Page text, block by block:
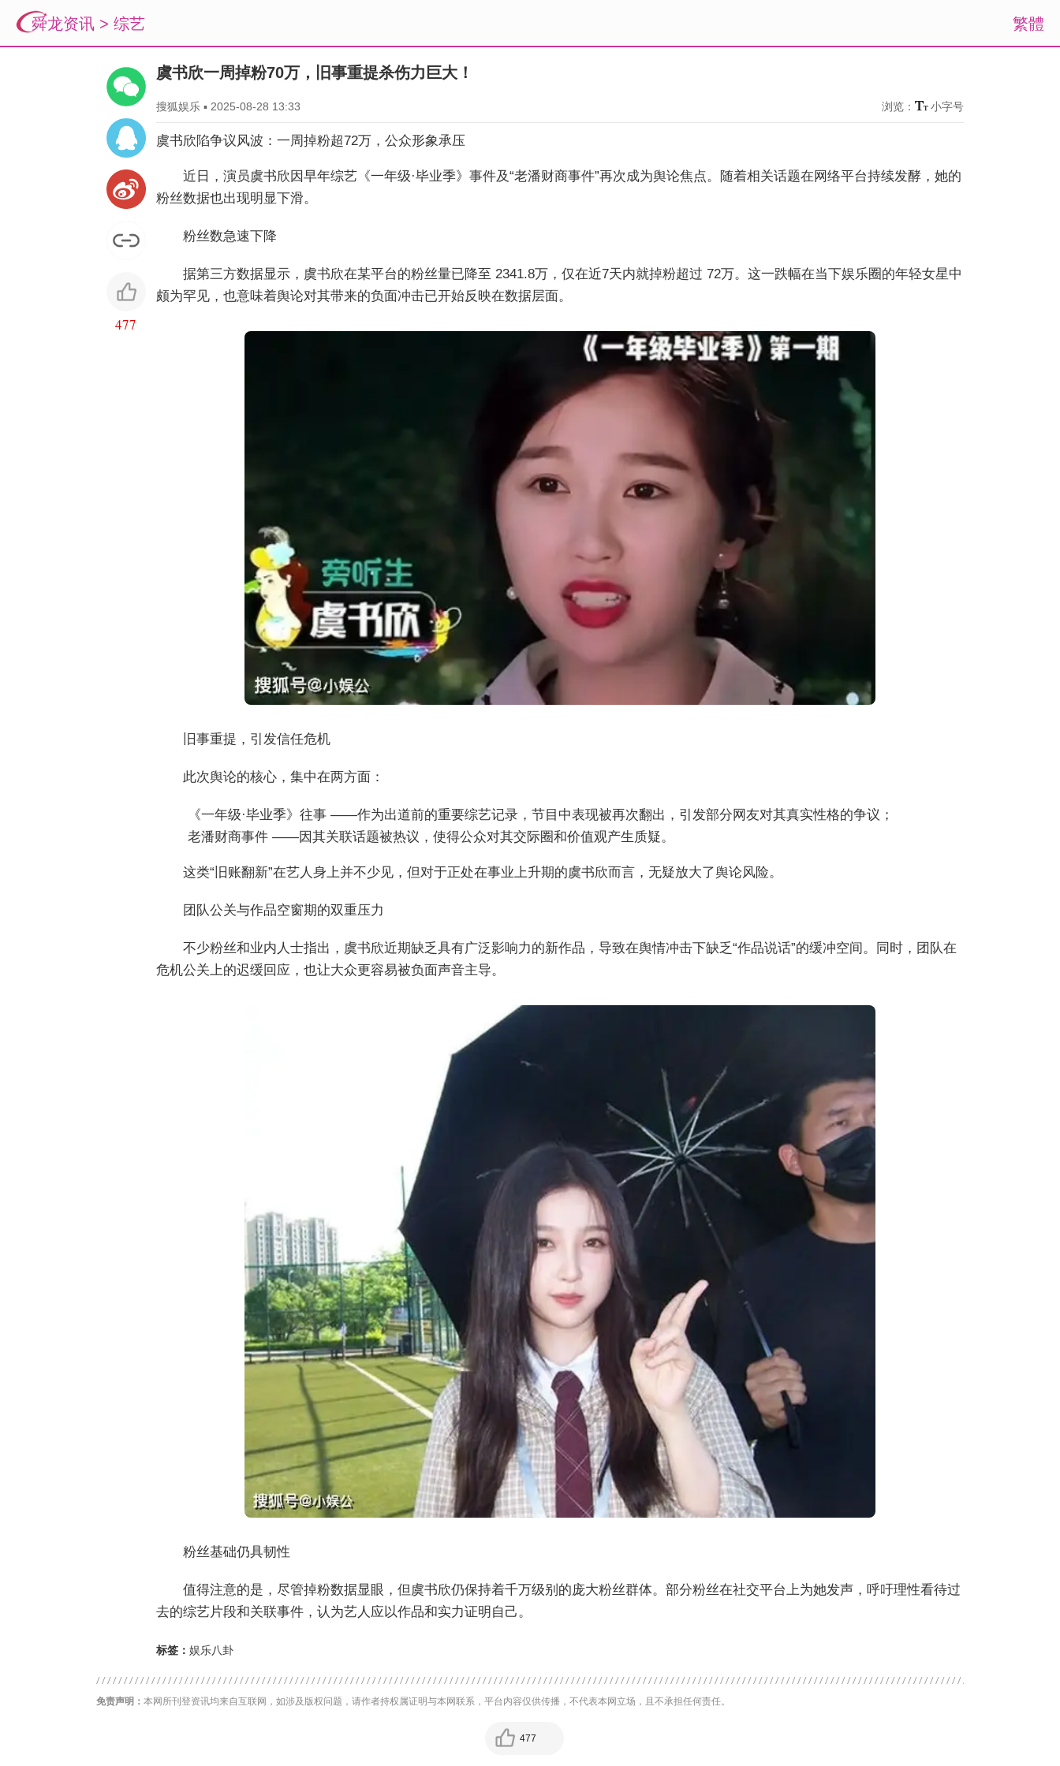
繁體
舜龙资讯 > 综艺
477
虞书欣一周掉粉70万，旧事重提杀伤力巨大！
搜狐娱乐▪ 2025-08-28 13:33 浏览： 小字号
虞书欣陷争议风波：一周掉粉超72万，公众形象承压
近日，演员虞书欣因早年综艺《一年级·毕业季》事件及“老潘财商事件”再次成为舆论焦点。随着相关话题在网络平台持续发酵，她的
粉丝数据也出现明显下滑。
粉丝数急速下降
据第三方数据显示，虞书欣在某平台的粉丝量已降至 2341.8万，仅在近7天内就掉粉超过 72万。这一跌幅在当下娱乐圈的年轻女星中
颇为罕见，也意味着舆论对其带来的负面冲击已开始反映在数据层面。
旧事重提，引发信任危机
此次舆论的核心，集中在两方面：
《一年级·毕业季》往事 ——作为出道前的重要综艺记录，节目中表现被再次翻出，引发部分网友对其真实性格的争议；
老潘财商事件 ——因其关联话题被热议，使得公众对其交际圈和价值观产生质疑。
这类“旧账翻新”在艺人身上并不少见，但对于正处在事业上升期的虞书欣而言，无疑放大了舆论风险。
团队公关与作品空窗期的双重压力
不少粉丝和业内人士指出，虞书欣近期缺乏具有广泛影响力的新作品，导致在舆情冲击下缺乏“作品说话”的缓冲空间。同时，团队在
危机公关上的迟缓回应，也让大众更容易被负面声音主导。
粉丝基础仍具韧性
值得注意的是，尽管掉粉数据显眼，但虞书欣仍保持着千万级别的庞大粉丝群体。部分粉丝在社交平台上为她发声，呼吁理性看待过
去的综艺片段和关联事件，认为艺人应以作品和实力证明自己。
标签： 娱乐八卦
免责声明： 本网所刊登资讯均来自互联网，如涉及版权问题，请作者持权属证明与本网联系，平台内容仅供传播，不代表本网立场，且不承担任何责任。
477